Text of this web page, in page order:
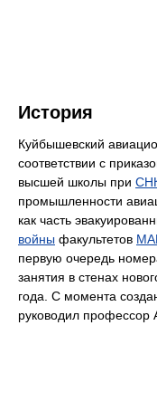
История
Куйбышевский
соответствии с
высшей школы при
промышленности
как часть
войны факультетов
первую очередь
занятия в стенах
года. С момента
руководил профессор